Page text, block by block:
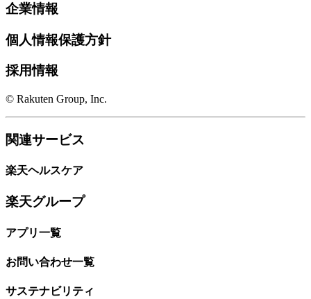
企業情報
個人情報保護方針
採用情報
© Rakuten Group, Inc.
関連サービス
楽天ヘルスケア
楽天グループ
アプリ一覧
お問い合わせ一覧
サステナビリティ